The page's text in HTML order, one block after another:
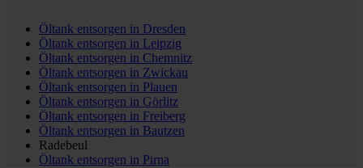
Öltank entsorgen in Dresden
Öltank entsorgen in Leipzig
Öltank entsorgen in Chemnitz
Öltank entsorgen in Zwickau
Öltank entsorgen in Plauen
Öltank entsorgen in Görlitz
Öltank entsorgen in Freiberg
Öltank entsorgen in Bautzen
Radebeul
Öltank entsorgen in Pirna